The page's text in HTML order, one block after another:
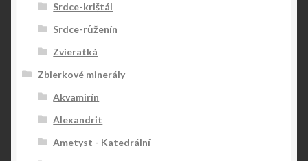
Srdce-krištál
Srdce-růženín
Zvieratká
Zbierkové minerály
Akvamirín
Alexandrit
Ametyst - Katedrální